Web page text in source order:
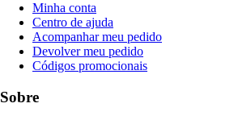
Minha conta
Centro de ajuda
Acompanhar meu pedido
Devolver meu pedido
Códigos promocionais
Sobre